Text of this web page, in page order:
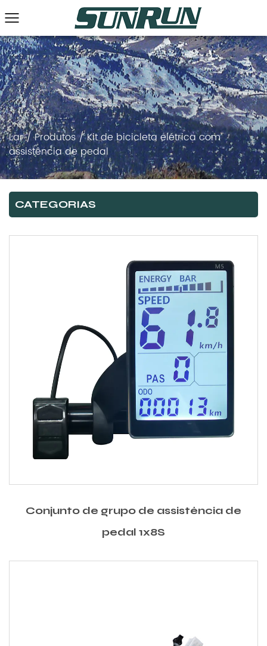
Lar/Produtos/Kit de bicicleta elétrica com
assistência de pedal
CATEGORIAS
Conjunto de grupo de assistência de
pedal 1x8S